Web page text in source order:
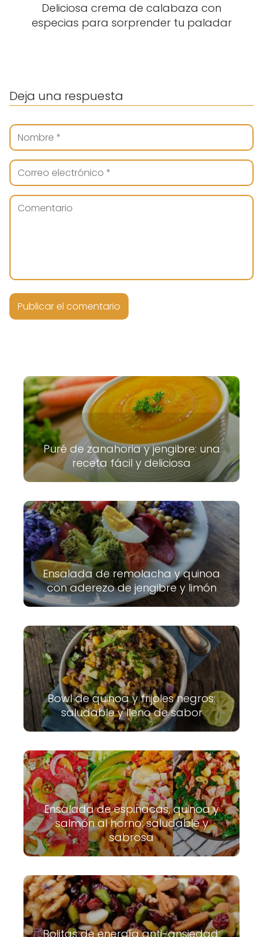
Deliciosa crema de calabaza con
especias para sorprender tu paladar
Deja una respuesta
Puré de zanahoria y jengibre: una
receta fácil y deliciosa
Ensalada de remolacha y quinoa
con aderezo de jengibre y limón
Bowl de quinoa y frijoles negros:
saludable y lleno de sabor
Ensalada de espinacas, quinoa y
salmón al horno: saludable y
sabrosa
Bolitas de energía anti-ansiedad: